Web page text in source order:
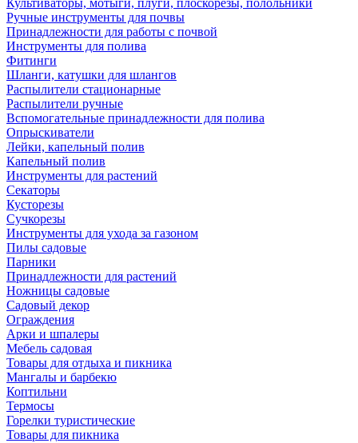
Культиваторы, мотыги, плуги, плоскорезы, полольники
Ручные инструменты для почвы
Принадлежности для работы с почвой
Инструменты для полива
Фитинги
Шланги, катушки для шлангов
Распылители стационарные
Распылители ручные
Вспомогательные принадлежности для полива
Опрыскиватели
Лейки, капельный полив
Капельный полив
Инструменты для растений
Секаторы
Кусторезы
Сучкорезы
Инструменты для ухода за газоном
Пилы садовые
Парники
Принадлежности для растений
Ножницы садовые
Садовый декор
Ограждения
Арки и шпалеры
Мебель садовая
Товары для отдыха и пикника
Мангалы и барбекю
Коптильни
Термосы
Горелки туристические
Товары для пикника